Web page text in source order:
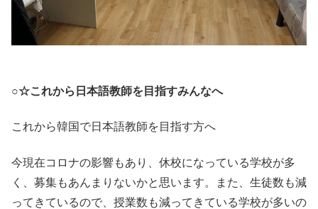
○☆これから日本語教師を目指すみんなへ
これから韓国で日本語教師を目指す方へ
今現在コロナの影響もあり、休校になっている学校が多
く、募集もあんまりないかと思います。また、生徒数も減
ってきているので、授業数も減ってきている学校が多いの